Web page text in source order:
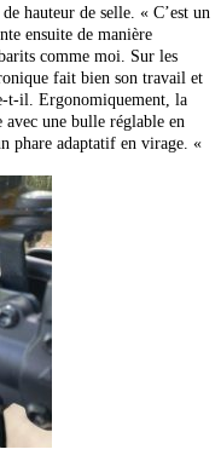
hauteur de selle. « C’est un
ensuite de manière
comme moi. Sur les
fait bien son travail et
t-il. Ergonomiquement, la
une bulle réglable en
phare adaptatif en virage. «